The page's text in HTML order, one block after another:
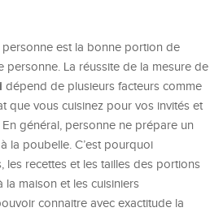
est la bonne portion de
personne. La réussite de la mesure de
dépend de plusieurs facteurs comme
que vous cuisinez pour vos invités et
général, personne ne prépare un
la poubelle. C’est pourquoi
les recettes et les tailles des portions
la maison et les cuisiniers
connaitre avec exactitude la